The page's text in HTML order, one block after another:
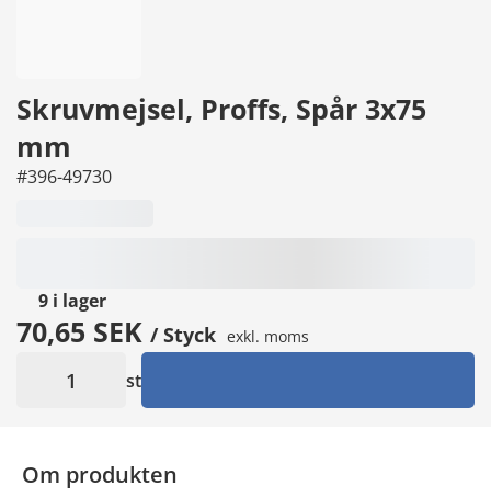
Skruvmejsel, Proffs, Spår 3x75
mm
#396-49730
9 i lager
70,65 SEK / Styck exkl. moms
st
Om produkten